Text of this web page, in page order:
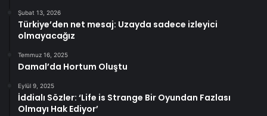
Şubat 13, 2026
Türkiye’den net mesaj: Uzayda sadece izleyici
olmayacağız
Temmuz 16, 2025
Damal’da Hortum Oluştu
Eylül 9, 2025
İddialı Sözler: ‘Life is Strange Bir Oyundan Fazlası
Olmayı Hak Ediyor’